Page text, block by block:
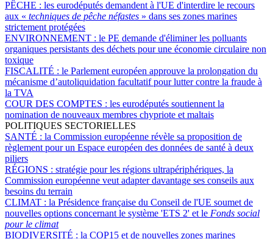
PÊCHE : les eurodéputés demandent à l'UE d'interdire le recours
aux « techniques de pêche néfastes » dans ses zones marines
strictement protégées
ENVIRONNEMENT : le PE demande d'éliminer les polluants
organiques persistants des déchets pour une économie circulaire non
toxique
FISCALITÉ : le Parlement européen approuve la prolongation du
mécanisme d’autoliquidation facultatif pour lutter contre la fraude à
la TVA
COUR DES COMPTES : les eurodéputés soutiennent la
nomination de nouveaux membres chypriote et maltais
POLITIQUES SECTORIELLES
SANTÉ : la Commission européenne révèle sa proposition de
règlement pour un Espace européen des données de santé à deux
piliers
RÉGIONS : stratégie pour les régions ultrapériphériques, la
Commission européenne veut adapter davantage ses conseils aux
besoins du terrain
CLIMAT : la Présidence française du Conseil de l'UE soumet de
nouvelles options concernant le système 'ETS 2' et le Fonds social
pour le climat
BIODIVERSITÉ : la COP15 et de nouvelles zones marines